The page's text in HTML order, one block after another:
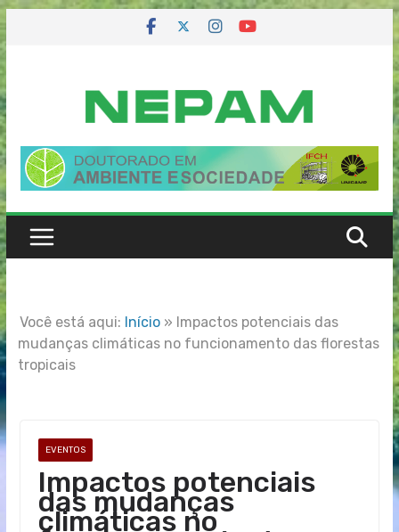
to
Você está aqui: Início» Impactos potenciais das
mudanças climáticas no funcionamento das florestas
tropicais
EVENTOS
Impactos potenciais
das mudanças
climáticas no